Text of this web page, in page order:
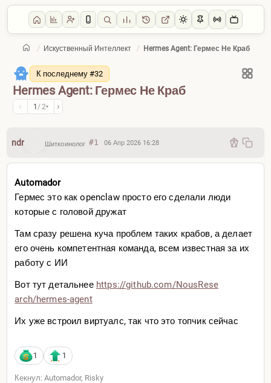
/ Искуственный Интеллект / Hermes Agent: Гермес Не Краб
Главная / Искуственный Интеллект
Hermes Agent: Гермес Не Краб
‹ 1 / 2▾ ›
К последнему #32
ndr Шиткоинолог #1 06 Апр 2026 16:28
Automador
Гермес это как openclaw просто его сделали люди
которые с головой дружат
Там сразу решена куча проблем таких крабов, а делает
его очень компетентная команда, всем известная за их
работу с ИИ
Вот тут детальнее https://github.com/NousRese
arch/hermes-agent
Их уже встроил виртуалс, так что это топчик сейчас
1 1
Кекнул: Automador, Risky